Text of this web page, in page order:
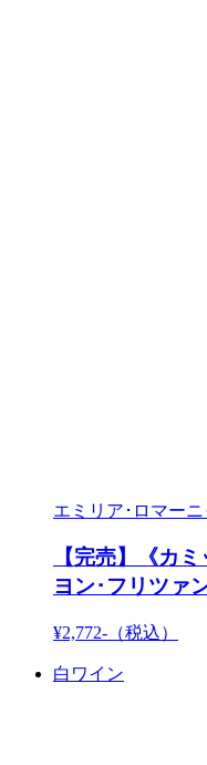
エミリア･ロマーニ
【完売】《カ
ヨン･フリツァ
¥2,772- （税込）
白ワイン